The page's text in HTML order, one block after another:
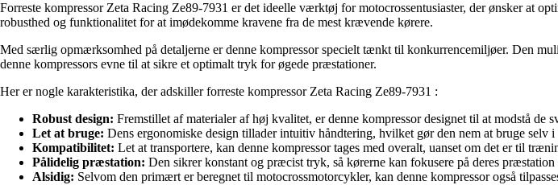
Forreste kompressor Zeta Racing Ze89-7931 er det ideelle værktøj for motocrossentusiaster, der ønsker at
robusthed og funktionalitet for at imødekomme kravene fra de mest krævende kørere.
Med særlig opmærksomhed på detaljerne er denne kompressor specielt tænkt til konkurrencemiljøer. Den
denne kompressors evne til at sikre et optimalt tryk for øgede præstationer.
Her er nogle karakteristika, der adskiller forreste kompressor Zeta Racing Ze89-7931 :
Robust design: Fremstillet af materialer af høj kvalitet, er denne kompressor designet til at modstå de
Let at bruge: Dens ergonomiske design tillader intuitiv håndtering, hvilket gør den nem at bruge selv i
Kompatibilitet: Let at transportere, kan denne kompressor tages med overalt, uanset om det er til
Pålidelig præstation: Den sikrer konstant og præcist tryk, så kørerne kan fokusere på deres
Alsidig: Selvom den primært er beregnet til motocrossmotorcykler, kan denne kompressor også